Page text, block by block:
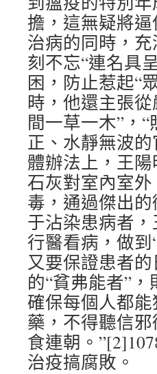
擔，這無疑將
治病的同時，
刻不忘“連名具
困，防止惹起“
時，他還主張
間一草一木”，
正、水靜無波
體辦法上，王
石灰對室內室
毒，通過傑出
于沾染患病者
行醫看病，做
又要保證患者的
的“貧弗能者”
確保每個人都
藥，不得聽信
食連朝。
治疫搞腐敗。